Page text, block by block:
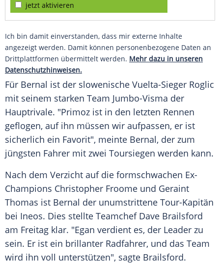
jetzt aktivieren
Ich bin damit einverstanden, dass mir externe Inhalte
angezeigt werden. Damit können personenbezogene Daten an
Drittplattformen übermittelt werden. Mehr dazu in unseren
Datenschutzhinweisen.
Für Bernal ist der slowenische Vuelta-Sieger Roglic
mit seinem starken Team Jumbo-Visma der
Hauptrivale. "Primoz ist in den letzten Rennen
geflogen, auf ihn müssen wir aufpassen, er ist
sicherlich ein Favorit", meinte Bernal, der zum
jüngsten Fahrer mit zwei Toursiegen werden kann.
Nach dem Verzicht auf die formschwachen Ex-
Champions Christopher Froome und Geraint
Thomas ist Bernal der unumstrittene Tour-Kapitän
bei Ineos. Dies stellte Teamchef Dave Brailsford
am Freitag klar. "Egan verdient es, der Leader zu
sein. Er ist ein brillanter Radfahrer, und das Team
wird ihn voll unterstützen", sagte Brailsford.